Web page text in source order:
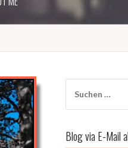
nach:
Blog via E-Mail